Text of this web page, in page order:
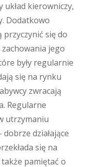
układ kierowniczy,
Dodatkowo
się do
jego
były regularnie
się na rynku
zwracają
Regularne
utrzymaniu
działające
się na
pamiętać o